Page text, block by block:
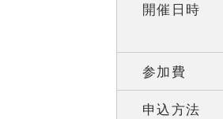
開催日時
参加費
申込方法